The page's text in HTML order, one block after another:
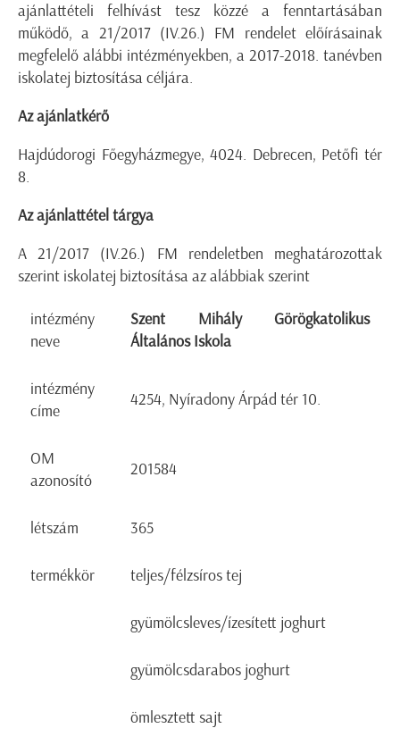
ajánlattételi felhívást tesz közzé a fenntartásában
működő, a 21/2017 (IV.26.) FM rendelet előírásainak
megfelelő alábbi intézményekben, a 2017-2018. tanévben
iskolatej biztosítása céljára.
Az ajánlatkérő
Hajdúdorogi Főegyházmegye, 4024. Debrecen, Petőfi tér
8.
Az ajánlattétel tárgya
A 21/2017 (IV.26.) FM rendeletben meghatározottak
szerint iskolatej biztosítása az alábbiak szerint
intézmény
neve
Szent Mihály Görögkatolikus
Általános Iskola
intézmény
címe
4254, Nyíradony Árpád tér 10.
OM
azonosító
201584
létszám 365
termékkör teljes/félzsíros tej
gyümölcsleves/ízesített joghurt
gyümölcsdarabos joghurt
ömlesztett sajt